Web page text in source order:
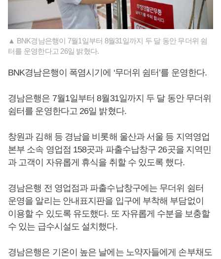
▲ BNK경남은행이 7월1일부터 8월31일까지 두 달 동안 무더위 쉼
터를 운영한다고 26일 밝혔다.
BNK경남은행이 폭염시기에 ‘무더위 쉼터’를 운영한다.
경남은행은 7월1일부터 8월31일까지 두 달 동안 무더위
쉼터를 운영한다고 26일 밝혔다.
창원과 김해 등 경남을 비롯해 울산과 서울 등 지역영업
본부 소속 영업점 158곳과 파출수납창구 26곳을 지역민
과 고객이 자유롭게 휴식을 취할 수 있도록 했다.
경남은행 전 영업점과 파출수납창구에는 무더위 쉼터
운영을 알리는 안내표지판을 입구에 부착해 부담없이
이용할 수 있도록 유도했다. 또 자유롭게 수분을 보충할
수 있는 급수시설도 설치했다.
경남은행은 기온이 높은 날에는 노약자들에게 손부채도